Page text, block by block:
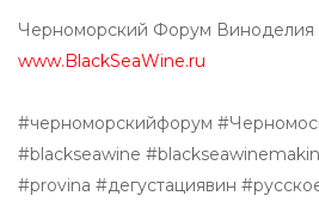
Черноморский Форум Виноделия
www.BlackSeaWine.ru
#черноморскийфорум
#blackseawine
#provina #дегустациявин